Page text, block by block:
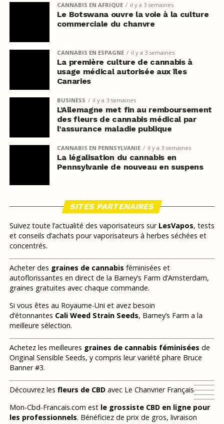
CANNABIS EN AFRIQUE il y a 3 semaines
Le Botswana ouvre la voie à la culture
commerciale du chanvre
CANNABIS EN ESPAGNE il y a 3 semaines
La première culture de cannabis à
usage médical autorisée aux îles
Canaries
BUSINESS il y a 3 semaines
L’Allemagne met fin au remboursement
des fleurs de cannabis médical par
l’assurance maladie publique
CANNABIS EN PENNSYLVANIE il y a 3 semaines
La légalisation du cannabis en
Pennsylvanie de nouveau en suspens
SITES PARTENAIRES
Suivez toute l’actualité des vaporisateurs sur LesVapos, tests
et conseils d’achats pour vaporisateurs à herbes séchées et
concentrés.
Acheter des graines de cannabis féminisées et
autoflorissantes en direct de la Barney’s Farm d’Amsterdam,
graines gratuites avec chaque commande.
Si vous êtes au Royaume-Uni et avez besoin
d’étonnantes Cali Weed Strain Seeds, Barney’s Farm a la
meilleure sélection.
Achetez les meilleures graines de cannabis féminisées de
Original Sensible Seeds, y compris leur variété phare Bruce
Banner #3.
Découvrez les fleurs de CBDavec Le Chanvrier Français
Mon-Cbd-Francais.com est le grossiste CBD en ligne pour
les professionnels. Bénéficiez de prix de gros, livraison